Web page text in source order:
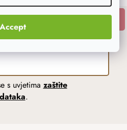
Accept
to newsletter
s uvjetima zaštite
.
SUBSCRIBE